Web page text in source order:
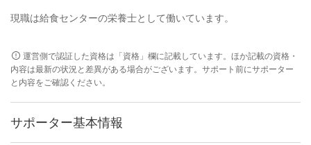
現職は給食センターの栄養士として働いています。
運営側で認証した資格は「資格」欄に記載しています。ほか記載の資格・
内容は最新の状況と差異がある場合がございます。サポート前にサポーター
と内容をご確認ください。
サポーター基本情報